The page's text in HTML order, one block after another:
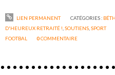
LIEN PERMANENT CATÉGORIES :
D'HEUREUX RETRAITÉ ! ,SOUTIENS ,SPORT
FOOTBAL
0COMMENTAIRE